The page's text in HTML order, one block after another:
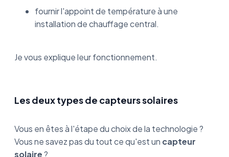
fournir l'appoint de température à une
installation de chauffage central.
Je vous explique leur fonctionnement.
Les deux types de capteurs solaires
Vous en êtes à l'étape du choix de la technologie ?
Vous ne savez pas du tout ce qu'est un capteur
solaire?
Comment installer un ballon d'eau chaude
solaire ?
?